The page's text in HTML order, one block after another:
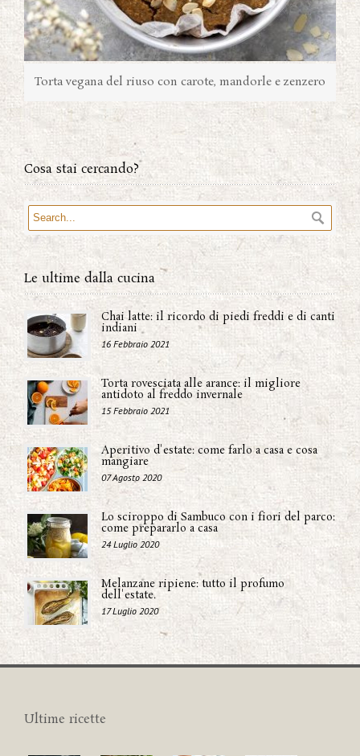
Torta vegana del riuso con carote, mandorle e zenzero
Cosa stai cercando?
Le ultime dalla cucina
Chai latte: il ricordo di piedi freddi e di canti
indiani
16 Febbraio 2021
Torta rovesciata alle arance: il migliore
antidoto al freddo invernale
15 Febbraio 2021
Aperitivo d'estate: come farlo a casa e cosa
mangiare
07 Agosto 2020
Lo sciroppo di Sambuco con i fiori del parco:
come prepararlo a casa
24 Luglio 2020
Melanzane ripiene: tutto il profumo
dell'estate.
17 Luglio 2020
Ultime ricette